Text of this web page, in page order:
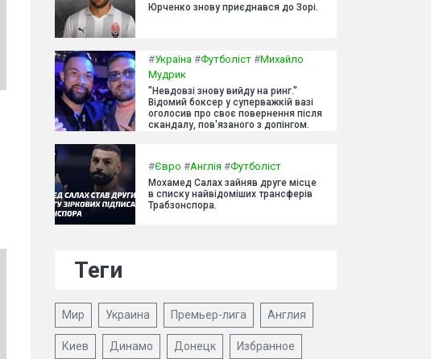
Юрченко знову приєднався до Зорі.
#Україна #Футболіст #Михайло
Мудрик
"Невдовзі знову вийду на ринг."
Відомий боксер у суперважкій вазі
оголосив про своє повернення після
скандалу, пов'язаного з допінгом.
#Євро #Англія #Футболіст
Мохамед Салах зайняв друге місце
в списку найвідоміших трансферів
Трабзонспора.
Теги
Мир Украина Премьер-лига Англия
Киев Динамо Донецк Избранное